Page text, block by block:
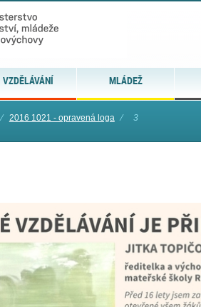
VZDĚLÁVÁNÍ MLÁDEŽ
⁄ 2016 1021 - opravená loga ⁄ 3